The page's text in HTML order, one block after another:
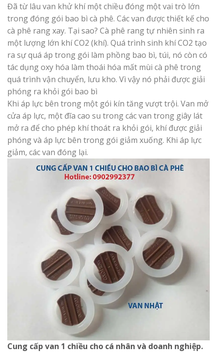
Đã từ lâu van khử khí một chiều đóng một vai trò lớn
trong đóng gói bao bì cà phê. Các van được thiết kế cho
cà phê rang xay. Tại sao? Cà phê rang tự nhiên sinh ra
một lượng lớn khí CO2 (khí). Quá trình sinh khí CO2 tạo
ra sự quá áp trong gói làm phồng bao bì, túi, nó còn có
tác dụng oxy hóa làm thoái hóa mất mùi cà phê trong
quá trình vận chuyển, lưu kho. Vì vậy nó phải được giải
phóng ra khỏi gói bao bì
Khi áp lực bên trong một gói kín tăng vượt trội. Van mở
cửa áp lực, một đĩa cao su trong các van trong giây lát
mở ra để cho phép khí thoát ra khỏi gói, khí được giải
phóng và áp lực bên trong gói giảm xuống. Khi áp lực
giảm, các van đóng lại.
Cung cấp van 1 chiều cho cá nhân và doanh nghiệp.